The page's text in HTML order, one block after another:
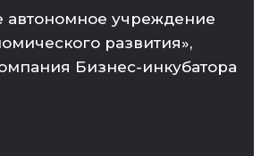
автономное учреждение
развития»,
Бизнес-инкубатора